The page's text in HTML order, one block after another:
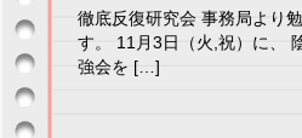
徹底反復研究会 事務局より
す。 11月3日（火,祝）に、
強会を […]